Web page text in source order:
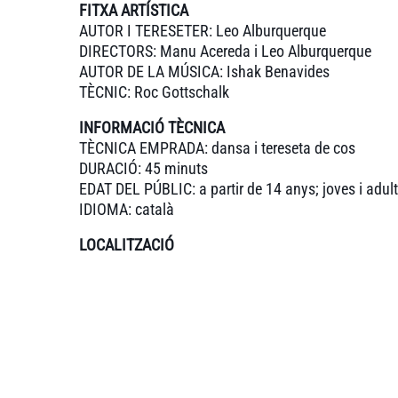
FITXA ARTÍSTICA
AUTOR I TERESETER: Leo Alburquerque
DIRECTORS: Manu Acereda i Leo Alburquerque
AUTOR DE LA MÚSICA: Ishak Benavides
TÈCNIC: Roc Gottschalk
INFORMACIÓ TÈCNICA
TÈCNICA EMPRADA: dansa i tereseta de cos
DURACIÓ: 45 minuts
EDAT DEL PÚBLIC: a partir de 14 anys; joves i
IDIOMA: català
LOCALITZACIÓ